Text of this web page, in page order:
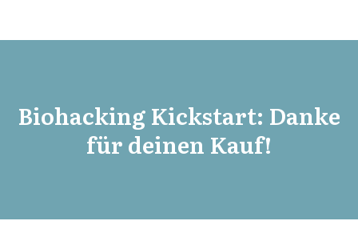
Biohacking Kickstart: Danke
für deinen Kauf!